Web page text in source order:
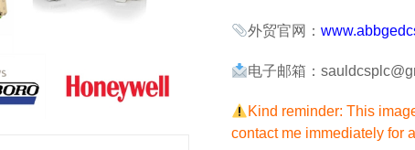
外贸官网：
电子邮箱：
Kind reminder: This
contact me immediately for